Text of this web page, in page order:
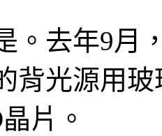
。去年9月
背光源用
片。